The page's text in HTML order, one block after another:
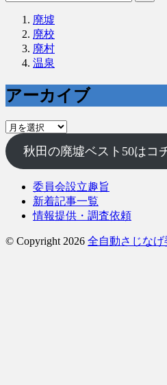
廃墟
廃校
廃村
温泉
アーカイブ
ア
ー
カ
イ
秋田の廃墟ベスト50はコ
委員会設立趣旨
新着記事一覧
情報提供・調査依頼
© Copyright 2026 全自動さじなげ